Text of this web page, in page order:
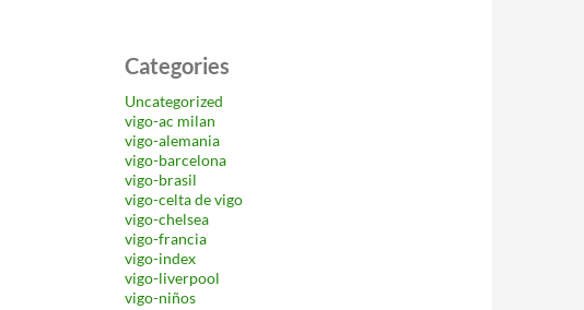
Categories
Uncategorized
vigo-ac milan
vigo-alemania
vigo-barcelona
vigo-brasil
vigo-celta de vigo
vigo-chelsea
vigo-francia
vigo-index
vigo-liverpool
vigo-niños